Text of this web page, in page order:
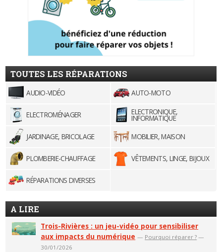
TOUTES LES RÉPARATIONS
AUDIO-VIDÉO AUTO-MOTO
ELECTROMÉNAGER ELECTRONIQUE,
INFORMATIQUE
JARDINAGE, BRICOLAGE
MOBILIER, MAISON
PLOMBERIE-CHAUFFAGE VÊTEMENTS, LINGE, BIJOUX
RÉPARATIONS DIVERSES
A LIRE
Trois-Rivières : un jeu-vidéo pour sensibiliser
aux impacts du numérique — Pourquoi réparer ? —
30/01/2026